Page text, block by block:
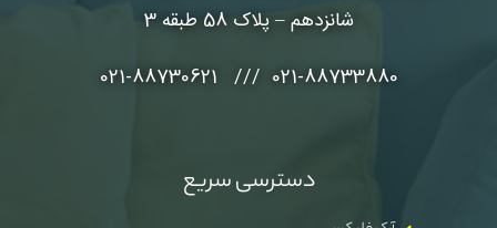
شانزدهم – پلاک 58 طبقه 3
021-88733880 /// 021-88730621
دسترسی سریع